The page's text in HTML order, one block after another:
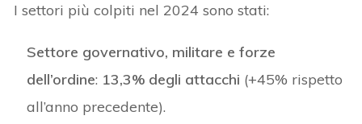
I settori più colpiti nel 2024 sono stati:
Settore governativo, militare e forze
dell’ordine: 13,3% degli attacchi (+45% rispetto
all’anno precedente).